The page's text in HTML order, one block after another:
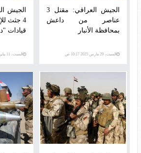
الجيش العراقي: مقتل 3
عناصر من داعش
بمحافظة الأنبار
السبت، 29 مارس 2025 10:17 ص
الجيش
4 جثث
قيادات
السبت، 11 يناير 2025 01:06 م